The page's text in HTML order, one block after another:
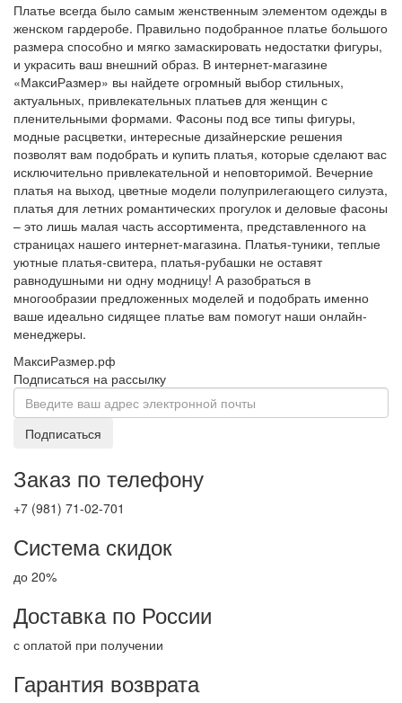
Платье всегда было самым женственным элементом одежды в
женском гардеробе. Правильно подобранное платье большого
размера способно и мягко замаскировать недостатки фигуры,
и украсить ваш внешний образ. В интернет-магазине
«МаксиРазмер» вы найдете огромный выбор стильных,
актуальных, привлекательных платьев для женщин с
пленительными формами. Фасоны под все типы фигуры,
модные расцветки, интересные дизайнерские решения
позволят вам подобрать и купить платья, которые сделают вас
исключительно привлекательной и неповторимой. Вечерние
платья на выход, цветные модели полуприлегающего силуэта,
платья для летних романтических прогулок и деловые фасоны
– это лишь малая часть ассортимента, представленного на
страницах нашего интернет-магазина. Платья-туники, теплые
уютные платья-свитера, платья-рубашки не оставят
равнодушными ни одну модницу! А разобраться в
многообразии предложенных моделей и подобрать именно
ваше идеально сидящее платье вам помогут наши онлайн-
менеджеры.
МаксиРазмер.рф
Подписаться на рассылку
Подписаться
Заказ по телефону
+7 (981) 71-02-701
Система скидок
до 20%
Доставка по России
с оплатой при получении
Гарантия возврата